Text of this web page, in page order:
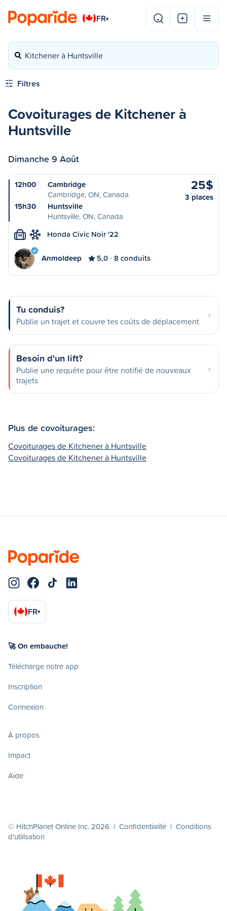
FR▾
Kitchener à Huntsville
Filtres
Covoiturages de Kitchener à
Huntsville
Dimanche 9 Août
12h00
Cambridge
Cambridge, ON, Canada
15h30
Huntsville
Huntsville, ON, Canada
25$
3 places
M Honda Civic Noir '22
Anmoldeep 5,0 8 conduits
Tu conduis?
Publie un trajet et couvre tes coûts de déplacement
Besoin d'un lift?
Publie une requête pour être notifié de nouveaux
trajets
Plus de covoiturages:
Covoiturages de Kitchener à Huntsville
Covoiturages de Kitchener à Huntsville
FR▾
🚀 On embauche!
Télécharge notre app
Inscription
Connexion
À propos
Impact
Aide
© HitchPlanet Online Inc. 2026 | Confidentialité | Conditions
d'utilisation